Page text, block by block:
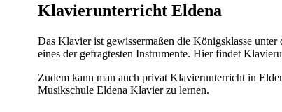
Klavierunterricht Eldena
Das Klavier ist gewissermaßen die Königsklasse
eines der gefragtesten Instrumente. Hier findet
Zudem kann man auch privat Klavierunterricht in
Musikschule Eldena Klavier zu lernen.